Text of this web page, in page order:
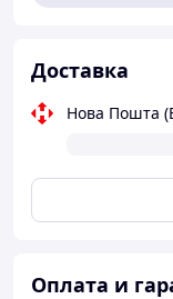
Доставка
Нова Пошта
Оплата и